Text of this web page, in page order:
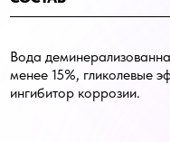
Вода
менее 15%, гликолевые
ингибитор коррозии.